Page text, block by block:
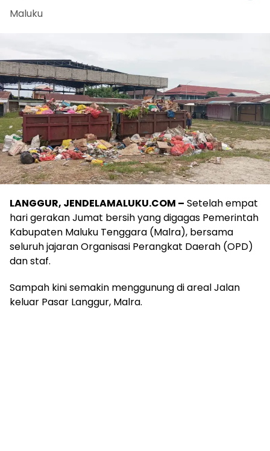
Maluku
LANGGUR, JENDELAMALUKU.COM – Setelah empat
hari gerakan Jumat bersih yang digagas Pemerintah
Kabupaten Maluku Tenggara (Malra), bersama
seluruh jajaran Organisasi Perangkat Daerah (OPD)
dan staf.
Sampah kini semakin menggunung di areal Jalan
keluar Pasar Langgur, Malra.